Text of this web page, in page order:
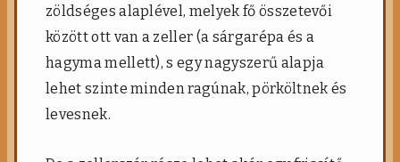
zöldséges alaplével, melyek fő összetevői
között ott van a zeller (a sárgarépa és a
hagyma mellett), s egy nagyszerű alapja
lehet szinte minden ragúnak, pörköltnek és
levesnek.